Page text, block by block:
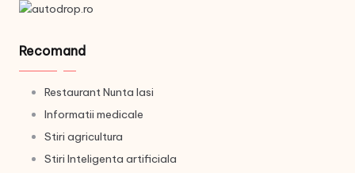
Recomand
Restaurant Nunta Iasi
Informatii medicale
Stiri agricultura
Stiri Inteligenta artificiala